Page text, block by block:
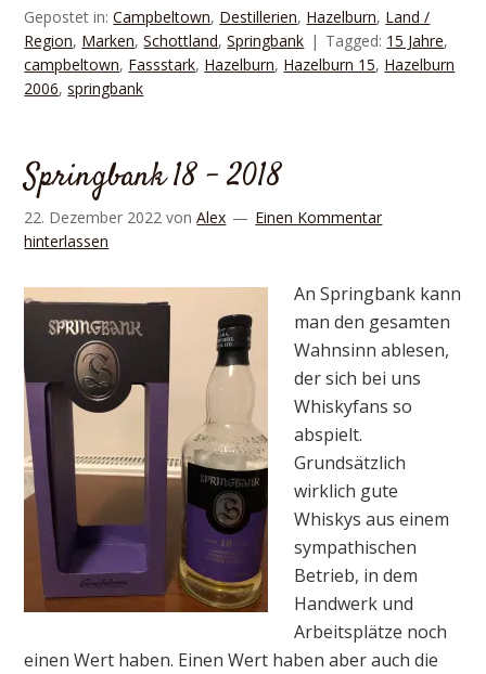
Gepostet in:Campbeltown, Destillerien, Hazelburn, Land /
Region, Marken,Schottland,Springbank Tagged: 15 Jahre,
campbeltown, Fassstark, Hazelburn, Hazelburn 15, Hazelburn
2006,springbank
Springbank 18 – 2018
22. Dezember 2022 vonAlex
Einen Kommentar
hinterlassen
An Springbank kann
man den gesamten
Wahnsinn ablesen,
der sich bei uns
Whiskyfans so
abspielt.
Grundsätzlich
wirklich gute
Whiskys aus einem
sympathischen
Betrieb, in dem
Handwerk und
Arbeitsplätze noch
einen Wert haben. Einen Wert haben aber auch die